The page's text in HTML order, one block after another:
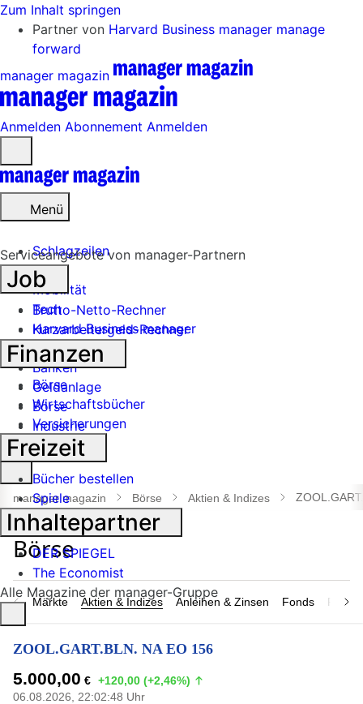
Zum Inhalt springen
Partner von Harvard Business manager manage
forward
manager magazin
Anmelden Abonnement Anmelden
öffnen
Menü
Schlagzeilen
Mobilität
Tech
Harvard Business manager
Handel
Banken
Geldanlage
Börse
Industrie
Suche
öffnen
manager magazin Börse Aktien & Indizes
Märkte Aktien & Indizes Anleihen & Zinsen Fonds
ZOOL.GART.BLN. NA EO 156
5.000,00 € +120,00 (+2,46%)
06.08.2026, 22:02:48 Uhr
Serviceangebote von manager-Partnern
Job
Brutto-Netto-Rechner
Kurzarbeitergeld-Rechner
Finanzen
Börse
Wirtschaftsbücher
Versicherungen
Freizeit
Bücher bestellen
Spiele
Inhaltepartner
DER SPIEGEL
The Economist
Alle Magazine der manager-Gruppe